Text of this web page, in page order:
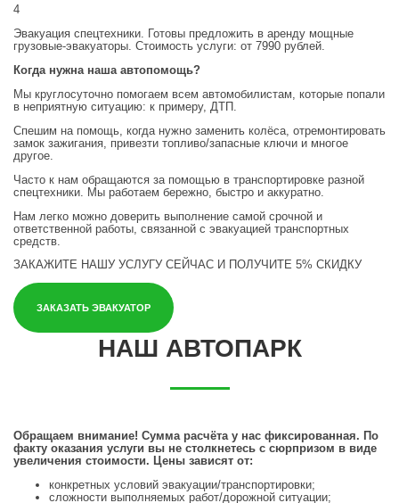
4
Эвакуация спецтехники. Готовы предложить в аренду мощные
грузовые-эвакуаторы. Стоимость услуги: от 7990 рублей.
Когда нужна наша автопомощь?
Мы круглосуточно помогаем всем автомобилистам, которые попали
в неприятную ситуацию: к примеру, ДТП.
Спешим на помощь, когда нужно заменить колёса, отремонтировать
замок зажигания, привезти топливо/запасные ключи и многое
другое.
Часто к нам обращаются за помощью в транспортировке разной
спецтехники. Мы работаем бережно, быстро и аккуратно.
Нам легко можно доверить выполнение самой срочной и
ответственной работы, связанной с эвакуацией транспортных
средств.
ЗАКАЖИТЕ НАШУ УСЛУГУ СЕЙЧАС И ПОЛУЧИТЕ 5% СКИДКУ
ЗАКАЗАТЬ ЭВАКУАТОР
НАШ АВТОПАРК
Обращаем внимание! Сумма расчёта у нас фиксированная. По
факту оказания услуги вы не столкнетесь с сюрпризом в виде
увеличения стоимости. Цены зависят от:
конкретных условий эвакуации/транспортировки;
сложности выполняемых работ/дорожной ситуации;